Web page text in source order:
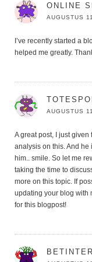
ONLINE
AUGUSTUS
I’ve recently started a
helped me greatly.
AUGUSTUS
A great post, I just
analysis on this. And
him.. smile. So let me
taking the time to
more on this topic. If
updating your blog with
for this blogpost!